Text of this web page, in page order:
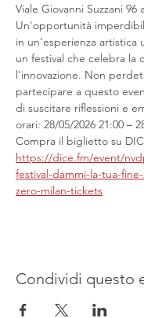
Viale Giovanni Suzzani 96
Un'opportunità
in un'esperienza artistica
un festival che celebra la
l'innovazione. Non
partecipare a questo
di suscitare riflessioni e
orari: 28/05/2026 21:00 –
Compra il biglietto su
https://dice.fm/event/
festival-dammi-la-tua-
zero-milan-tickets
Condividi questo